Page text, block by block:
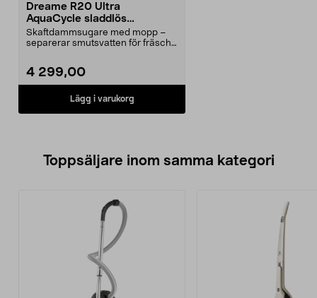
Dreame R20 Ultra
AquaCycle sladdlös
dammsugare med mopp
Skaftdammsugare med mopp –
separerar smutsvatten för fräscha
4 299,00
Lägg i varukorg
Toppsäljare inom samma kategori